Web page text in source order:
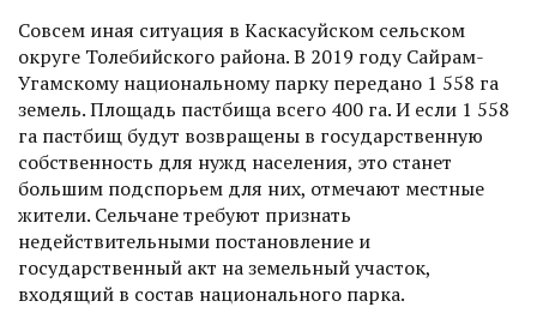
Совсем иная ситуация в Каскасуйском сельском
округе Толебийского района. В 2019 году Сайрам-
Угамскому национальному парку передано 1 558 га
земель. Площадь пастбища всего 400 га. И если 1 558
га пастбищ будут возвращены в государственную
собственность для нужд населения, это станет
большим подспорьем для них, отмечают местные
жители. Сельчане требуют признать
недействительными постановление и
государственный акт на земельный участок,
входящий в состав национального парка.